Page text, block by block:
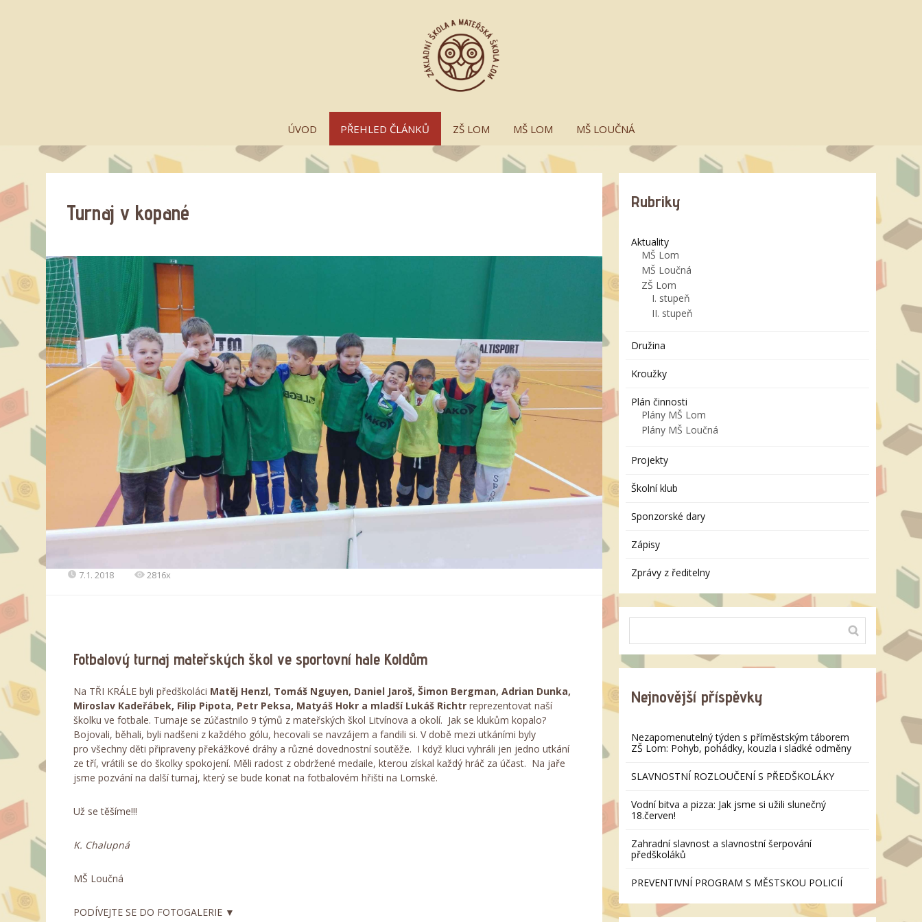
ÚVOD PŘEHLED ČLÁNKŮ ZŠ LOM MŠ LOM MŠ LOUČNÁ
Turnaj v kopané
7.1. 2018 2816x
Fotbalový turnaj mateřských škol ve sportovní hale Koldům
Na TŘI KRÁLE byli předškoláci Matěj Henzl, Tomáš Nguyen, Daniel Jaroš, Šimon Bergman, Adrian Dunka,
Miroslav Kadeřábek, Filip Pipota, Petr Peksa, Matyáš Hokr a mladší Lukáš Richtr reprezentovat naší
školku ve fotbale. Turnaje se zúčastnilo 9 týmů z mateřských škol Litvínova a okolí. Jak se klukům kopalo?
Bojovali, běhali, byli nadšeni z každého gólu, hecovali se navzájem a fandili si. V době mezi utkáními byly
pro všechny děti připraveny překážkové dráhy a různé dovednostní soutěže. I když kluci vyhráli jen jedno utkání
ze tří, vrátili se do školky spokojení. Měli radost z obdržené medaile, kterou získal každý hráč za účast. Na jaře
jsme pozvání na další turnaj, který se bude konat na fotbalovém hřišti na Lomské.
Už se těšíme!!!
K. Chalupná
MŠ Loučná
PODÍVEJTE SE DO FOTOGALERIE ▼
Rubriky
Aktuality
MŠ Lom
MŠ Loučná
ZŠ Lom
I. stupeň
II. stupeň
Družina
Kroužky
Plán činnosti
Plány MŠ Lom
Plány MŠ Loučná
Projekty
Školní klub
Sponzorské dary
Zápisy
Zprávy z ředitelny
Nejnovější příspěvky
Nezapomenutelný týden s příměstským táborem
ZŠ Lom: Pohyb, pohádky, kouzla i sladké odměny
SLAVNOSTNÍ ROZLOUČENÍ S PŘEDŠKOLÁKY
Vodní bitva a pizza: Jak jsme si užili slunečný
18.červen!
Zahradní slavnost a slavnostní šerpování
předškoláků
PREVENTIVNÍ PROGRAM S MĚSTSKOU POLICIÍ